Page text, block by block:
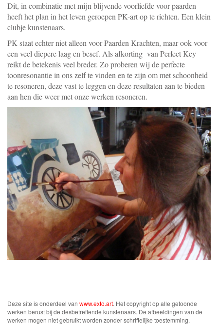
Dit, in combinatie met mijn blijvende voorliefde voor paarden
heeft het plan in het leven geroepen PK-art op te richten. Een klein
clubje kunstenaars.
PK staat echter niet alleen voor Paarden Krachten, maar ook voor
een veel diepere laag en besef. Als afkorting van Perfect Key
reikt de betekenis veel breder. Zo proberen wij de perfecte
toonresonantie in ons zelf te vinden en te zijn om met schoonheid
te resoneren, deze vast te leggen en deze resultaten aan te bieden
aan hen die weer met onze werken resoneren.
Deze site is onderdeel van www.exto.art. Het copyright op alle getoonde
werken berust bij de desbetreffende kunstenaars. De afbeeldingen van de
werken mogen niet gebruikt worden zonder schriftelijke toestemming.